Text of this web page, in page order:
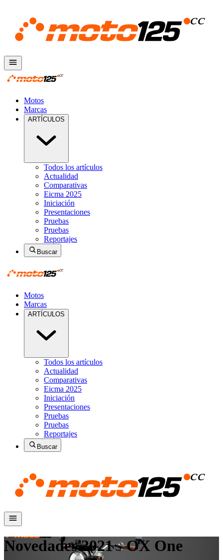
Motos
Marcas
ARTÍCULOS
Todos los artículos
Actualidad
Comparativas
Eicma 2025
Iniciación
Presentaciones
Pruebas
Pruebas
Reportajes
Buscar
Motos
Marcas
ARTÍCULOS
Todos los artículos
Actualidad
Comparativas
Eicma 2025
Iniciación
Presentaciones
Pruebas
Pruebas
Reportajes
Buscar
Novedades 2021 - OX One